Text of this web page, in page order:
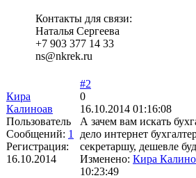
Контакты для связи:
Наталья Сергеева
+7 903 377 14 33
ns@nkrek.ru
Кира
Калиноав
Пользователь
Сообщений: 1
Регистрация:
16.10.2014
#2
0
16.10.2014 01:16:08
А зачем вам искать
дело интернет
секретаршу, дешевле
Изменено: Кира
10:23:49